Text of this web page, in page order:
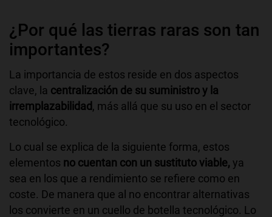
¿Por qué las tierras raras son tan
importantes?
La importancia de estos reside en dos aspectos
clave, la centralización de su suministro y la
irremplazabilidad, más allá que su uso en el sector
tecnológico.
Lo cual se explica de la siguiente forma, estos
elementos no cuentan con un sustituto viable, ya
sea en los que a rendimiento se refiere como en
coste. De manera que al no encontrar alternativas
los convierte en un cuello de botella tecnológico. Lo